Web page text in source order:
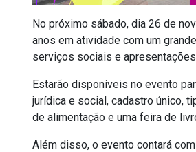
No próximo sábado, dia 26 de
anos em atividade com um
serviços sociais e
Estarão disponíveis no evento
jurídica e social, cadastro único,
de alimentação e uma feira de
Além disso, o evento contará